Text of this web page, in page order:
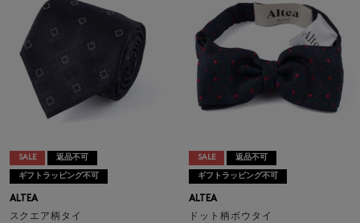
SALE 返品不可
ギフトラッピング不可
ALTEA
スクエア柄タイ
SALE 返品不可
ギフトラッピング不可
ALTEA
ドット柄ボウタイ